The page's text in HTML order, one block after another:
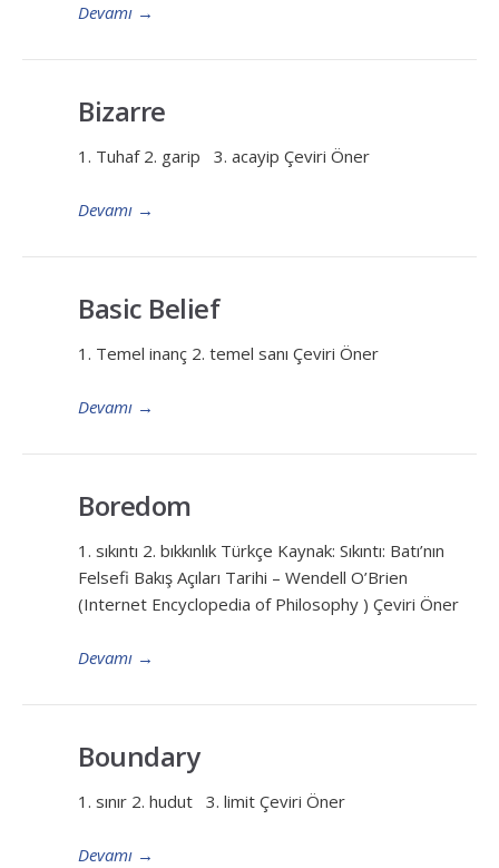
Devamı →
Bizarre
1. Tuhaf 2. garip 3. acayip Çeviri Öner
Devamı →
Basic Belief
1. Temel inanç 2. temel sanı Çeviri Öner
Devamı →
Boredom
1. sıkıntı 2. bıkkınlık Türkçe Kaynak: Sıkıntı: Batı’nın
Felsefi Bakış Açıları Tarihi – Wendell O’Brien
(Internet Encyclopedia of Philosophy ) Çeviri Öner
Devamı →
Boundary
1. sınır 2. hudut 3. limit Çeviri Öner
Devamı →